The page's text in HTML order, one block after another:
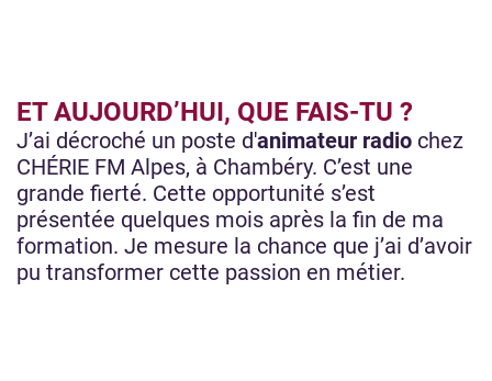
ET AUJOURD’HUI, QUE FAIS-TU ?
J’ai décroché un poste d'animateur radio chez
CHÉRIE FM Alpes, à Chambéry. C’est une
grande fierté. Cette opportunité s’est
présentée quelques mois après la fin de ma
formation. Je mesure la chance que j’ai d’avoir
pu transformer cette passion en métier.